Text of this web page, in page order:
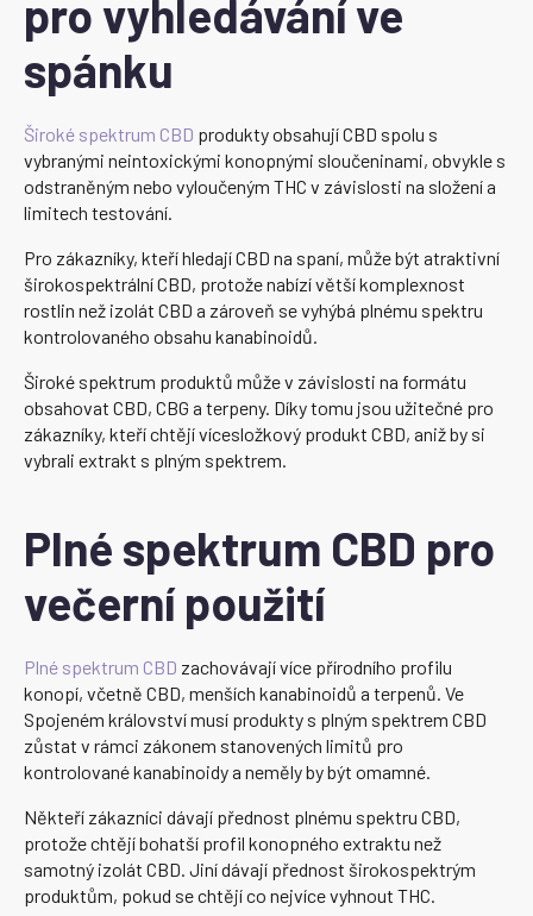
pro vyhledávání ve
spánku
Široké spektrum CBD produkty obsahují CBD spolu s
vybranými neintoxickými konopnými sloučeninami, obvykle s
odstraněným nebo vyloučeným THC v závislosti na složení a
limitech testování.
Pro zákazníky, kteří hledají CBD na spaní, může být atraktivní
širokospektrální CBD, protože nabízí větší komplexnost
rostlin než izolát CBD a zároveň se vyhýbá plnému spektru
kontrolovaného obsahu kanabinoidů.
Široké spektrum produktů může v závislosti na formátu
obsahovat CBD, CBG a terpeny. Díky tomu jsou užitečné pro
zákazníky, kteří chtějí vícesložkový produkt CBD, aniž by si
vybrali extrakt s plným spektrem.
Plné spektrum CBD pro
večerní použití
Plné spektrum CBD zachovávají více přírodního profilu
konopí, včetně CBD, menších kanabinoidů a terpenů. Ve
Spojeném království musí produkty s plným spektrem CBD
zůstat v rámci zákonem stanovených limitů pro
kontrolované kanabinoidy a neměly by být omamné.
Někteří zákazníci dávají přednost plnému spektru CBD,
protože chtějí bohatší profil konopného extraktu než
samotný izolát CBD. Jiní dávají přednost širokospektrým
produktům, pokud se chtějí co nejvíce vyhnout THC.